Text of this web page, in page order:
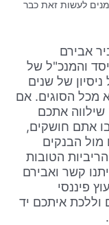
לעשות זאת כבר
אבירם
והמנכ"ל של
של שנים
משכנתא מכל הסוגים. אם
אתכם
אתם חושקים,
הבנקים
הטובות
קשר ואבירם
פיננסי
וללכת איתכם יד